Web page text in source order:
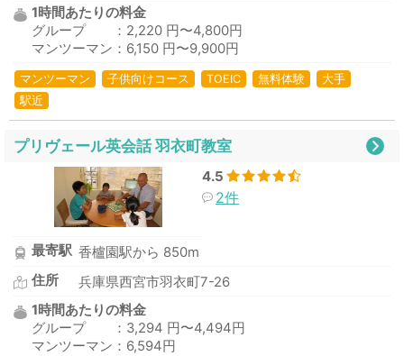
1時間あたりの料金
グループ ：2,220 円〜4,800円
マンツーマン：6,150 円〜9,900円
マンツーマン 子供向けコース TOEIC 無料体験
大手
駅近
プリヴェール英会話 羽衣町教室
4.5
2件
最寄駅 香櫨園駅から 850m
住所
兵庫県西宮市羽衣町7-26
1時間あたりの料金
グループ ：3,294 円〜4,494円
マンツーマン：6,594円